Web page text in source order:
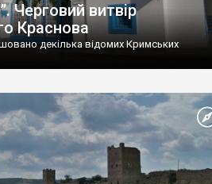
Черговий витвір
Краснова
декілька відомих Кримських